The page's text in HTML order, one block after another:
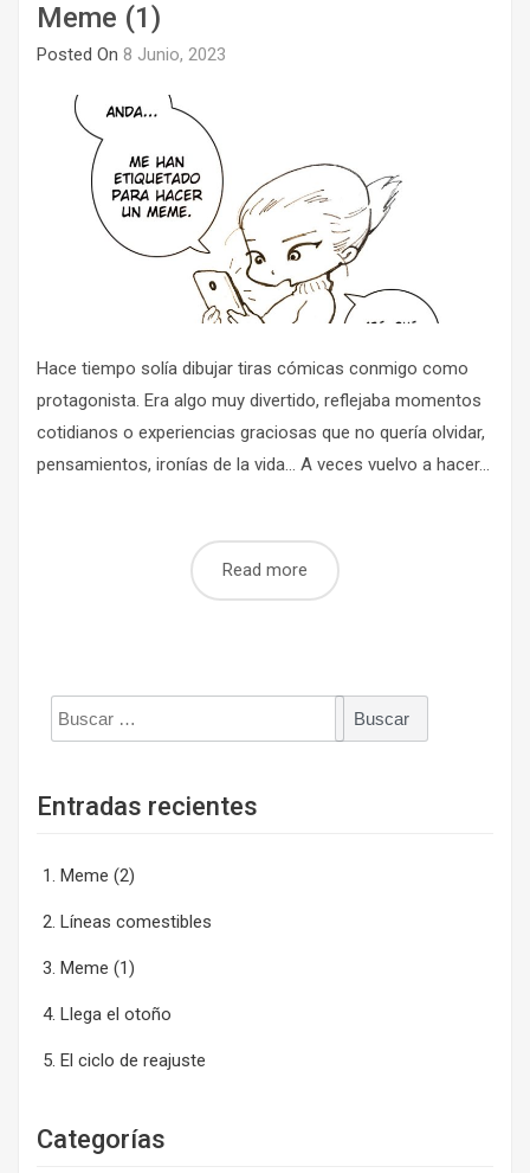
Meme (1)
Posted On 8 Junio, 2023
Hace tiempo solía dibujar tiras cómicas conmigo como
protagonista. Era algo muy divertido, reflejaba momentos
cotidianos o experiencias graciosas que no quería olvidar,
pensamientos, ironías de la vida… A veces vuelvo a hacer...
Read more
Buscar:
Entradas recientes
Meme (2)
Líneas comestibles
Meme (1)
Llega el otoño
El ciclo de reajuste
Categorías